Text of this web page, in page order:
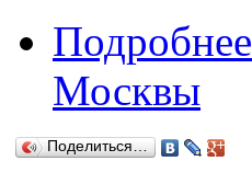
Подробнее
Москвы
Поделиться…